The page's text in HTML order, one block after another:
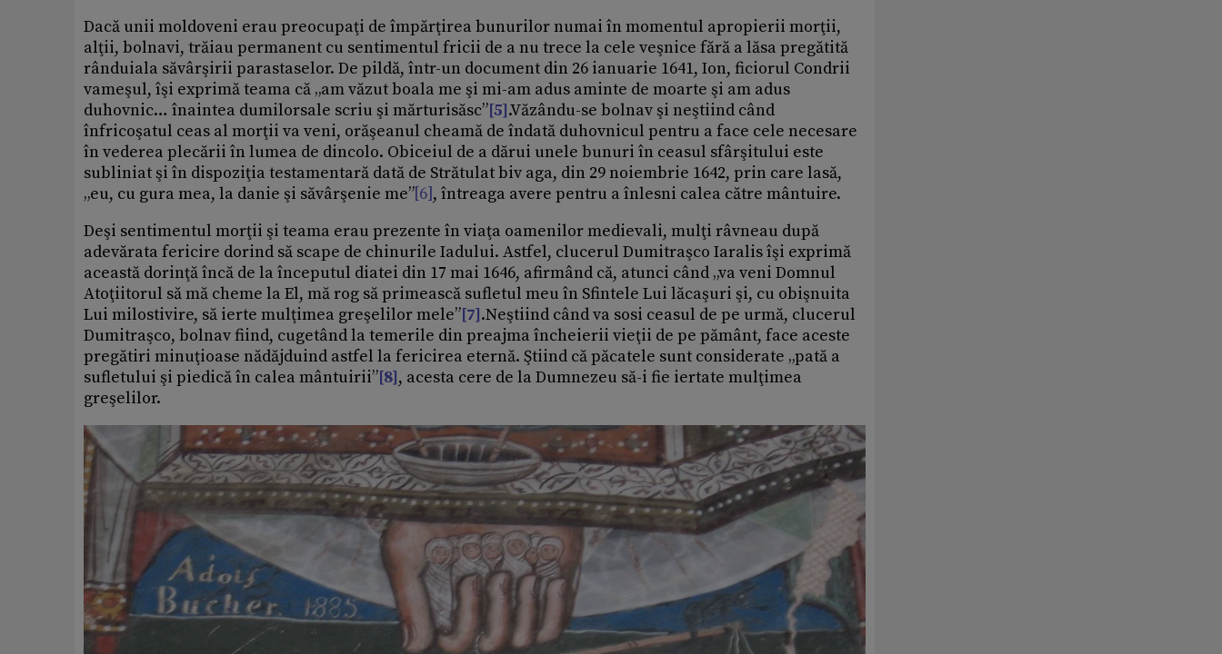
Dacă unii moldoveni erau preocupaţi de împărţirea bunurilor numai în momentul apropierii morţii,
alţii, bolnavi, trăiau permanent cu sentimentul fricii de a nu trece la cele veşnice fără a lăsa pregătită
rânduiala săvârşirii parastaselor. De pildă, într-un document din 26 ianuarie 1641, Ion, ficiorul Condrii
vameşul, îşi exprimă teama că „am văzut boala me şi mi-am adus aminte de moarte şi am adus
duhovnic… înaintea dumilorsale scriu şi mărturisăsc”[5].Văzându-se bolnav şi neştiind când
înfricoşatul ceas al morţii va veni, orăşeanul cheamă de îndată duhovnicul pentru a face cele necesare
în vederea plecării în lumea de dincolo. Obiceiul de a dărui unele bunuri în ceasul sfârşitului este
subliniat şi în dispoziţia testamentară dată de Strătulat biv aga, din 29 noiembrie 1642, prin care lasă,
„eu, cu gura mea, la danie şi săvârşenie me”[6], întreaga avere pentru a înlesni calea către mântuire.
Deşi sentimentul morţii şi teama erau prezente în viaţa oamenilor medievali, mulţi râvneau după
adevărata fericire dorind să scape de chinurile Iadului. Astfel, clucerul Dumitraşco Iaralis îşi exprimă
această dorinţă încă de la începutul diatei din 17 mai 1646, afirmând că, atunci când „va veni Domnul
Atoţiitorul să mă cheme la El, mă rog să primească sufletul meu în Sfintele Lui lăcaşuri şi, cu obişnuita
Lui milostivire, să ierte mulţimea greşelilor mele”[7].Neştiind când va sosi ceasul de pe urmă, clucerul
Dumitraşco, bolnav fiind, cugetând la temerile din preajma încheierii vieţii de pe pământ, face aceste
pregătiri minuţioase nădăjduind astfel la fericirea eternă. Ştiind că păcatele sunt considerate „pată a
sufletului şi piedică în calea mântuirii”[8], acesta cere de la Dumnezeu să-i fie iertate mulţimea
greşelilor.